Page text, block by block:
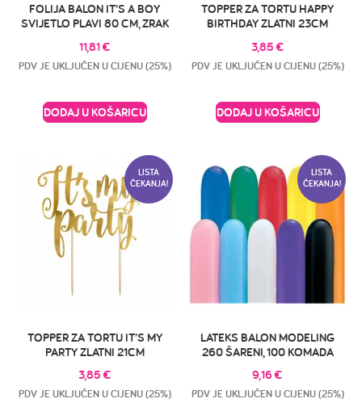
FOLIJA BALON IT’S A BOY
SVIJETLO PLAVI 80 CM, ZRAK
11,81€
PDV JE UKLJUČEN U CIJENU (25%)
DODAJ U KOŠARICU
TOPPER ZA TORTU HAPPY
BIRTHDAY ZLATNI 23CM
3,85 €
PDV JE UKLJUČEN U CIJENU (25%)
DODAJ U KOŠARICU
LISTA
ČEKANJA!
TOPPER ZA TORTU IT’S MY
PARTY ZLATNI 21CM
3,85 €
PDV JE UKLJUČEN U CIJENU (25%)
LISTA
ČEKANJA!
LATEKS BALON MODELING
260 ŠARENI, 100 KOMADA
9,16€
PDV JE UKLJUČEN U CIJENU (25%)